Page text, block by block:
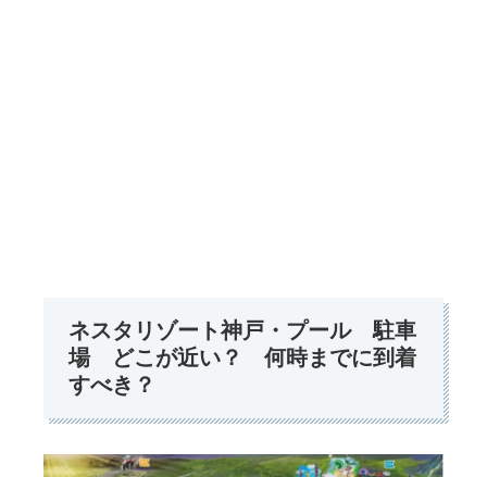
ネスタリゾート神戸・プール 駐車
場 どこが近い？ 何時までに到着
すべき？